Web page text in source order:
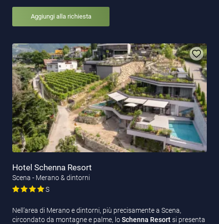
Aggiungi alla richiesta
Hotel Schenna Resort
Scena - Merano & dintorni
S
Nell’area di Merano e dintorni, più precisamente a Scena,
circondato da montagne e palme, loSchenna Resortsi presenta